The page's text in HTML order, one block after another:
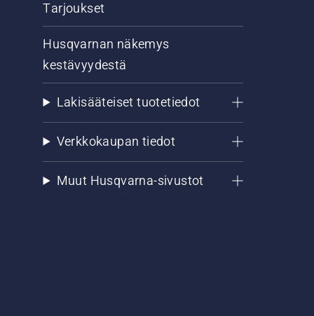
Tarjoukset
Husqvarnan näkemys
kestävyydestä
Lakisääteiset tuotetiedot
Verkkokaupan tiedot
Muut Husqvarna-sivustot